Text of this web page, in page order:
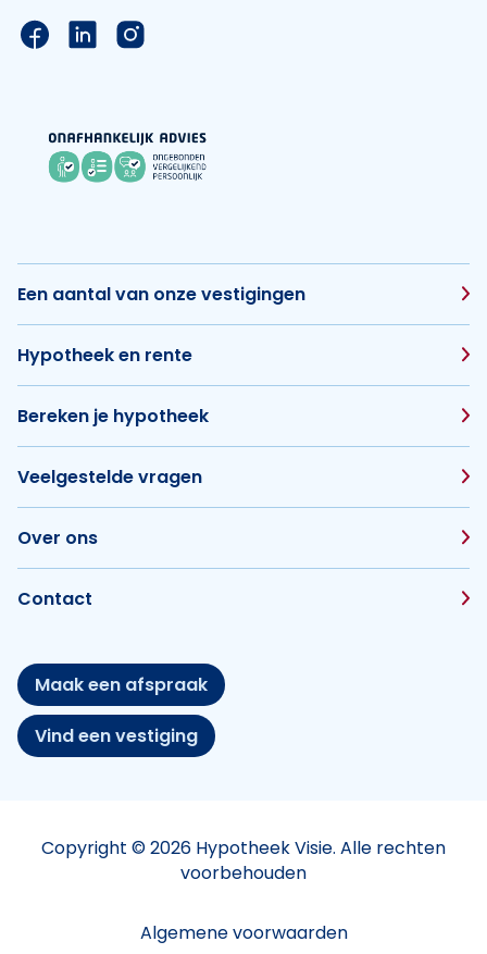
Link naar de Facebook pagina van Hypotheek
Link naar de LinkedIn pagina van
Link naar de Instagram pagina van
Een aantal van onze vestigingen
Hypotheek en rente
Bereken je hypotheek
Veelgestelde vragen
Over ons
Contact
Maak een afspraak
Vind een vestiging
Copyright © 2026 Hypotheek Visie. Alle rechten
voorbehouden
Algemene voorwaarden